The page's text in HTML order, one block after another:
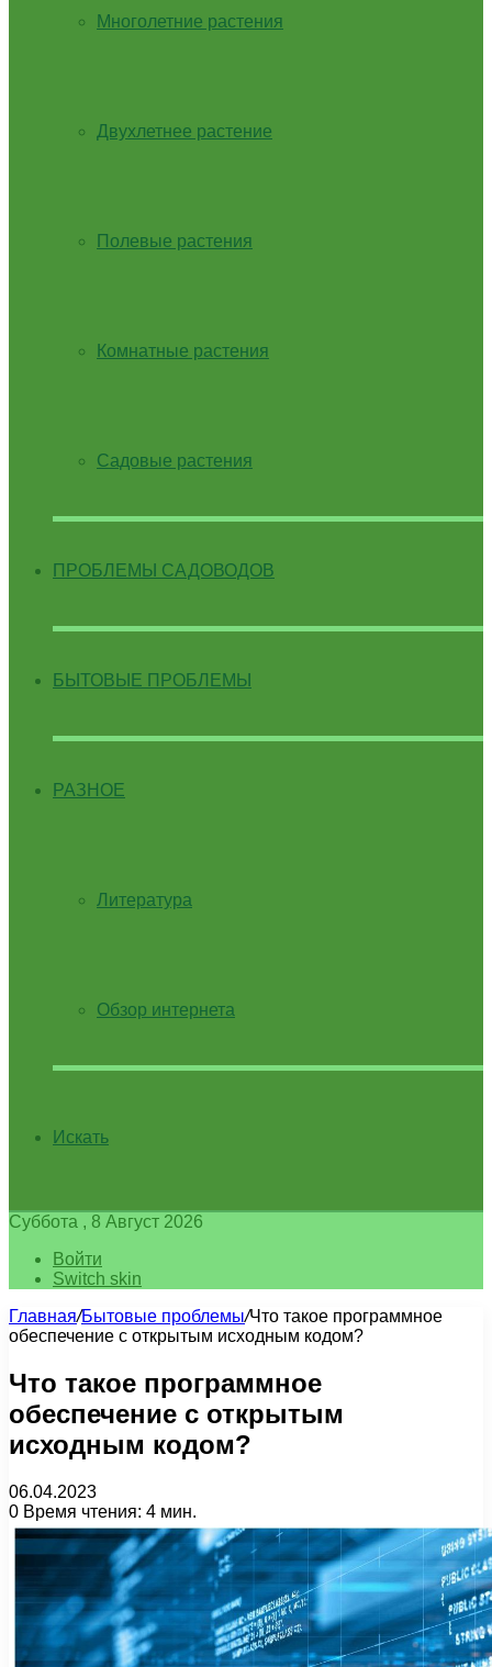
Многолетние растения
Двухлетнее растение
Полевые растения
Комнатные растения
Садовые растения
ПРОБЛЕМЫ САДОВОДОВ
БЫТОВЫЕ ПРОБЛЕМЫ
РАЗНОЕ
Литература
Обзор интернета
Искать
Суббота , 8 Август 2026
Войти
Switch skin
Главная/Бытовые проблемы/Что такое программное
обеспечение с открытым исходным кодом?
Что такое программное
обеспечение с открытым
исходным кодом?
06.04.2023
0 Время чтения: 4 мин.